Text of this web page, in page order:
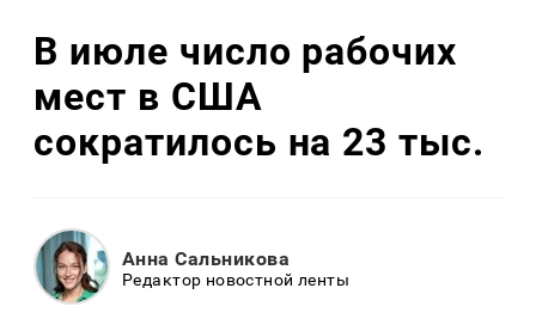
В июле число рабочих
мест в США
сократилось на 23 тыс.
Анна Сальникова
Редактор новостной ленты